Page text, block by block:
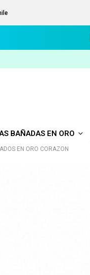
BAÑADAS EN ORO
EN ORO CORAZON